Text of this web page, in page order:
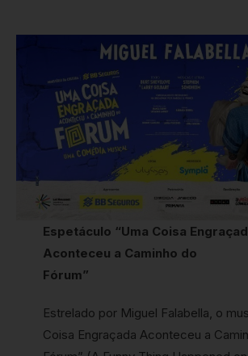
Espetáculo “Uma Coisa
Aconteceu a Caminho do
Fórum”
Estrelado por Miguel Falabella, o
Coisa Engraçada Aconteceu a